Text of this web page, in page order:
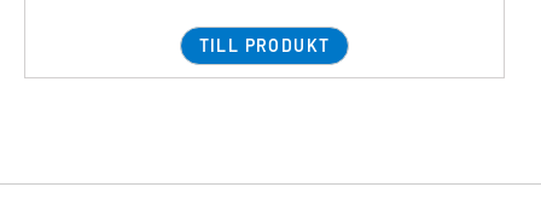
TILL PRODUKT